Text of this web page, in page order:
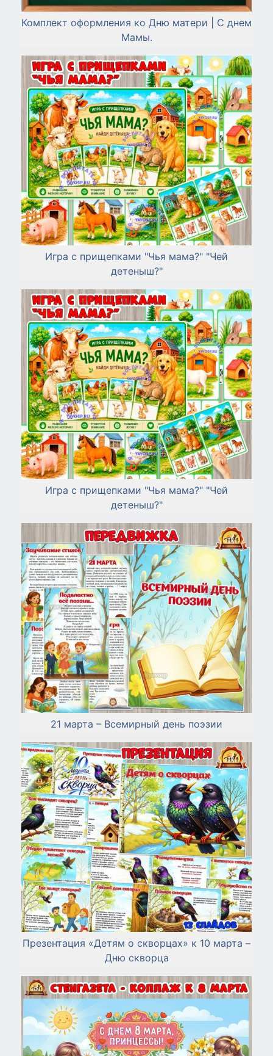
Комплект оформления ко Дню матери | С днем
Мамы.
Игра с прищепками "Чья мама?" "Чей
детеныш?"
Игра с прищепками "Чья мама?" "Чей
детеныш?"
21 марта – Всемирный день поэзии
Презентация «Детям о скворцах» к 10 марта –
Дню скворца